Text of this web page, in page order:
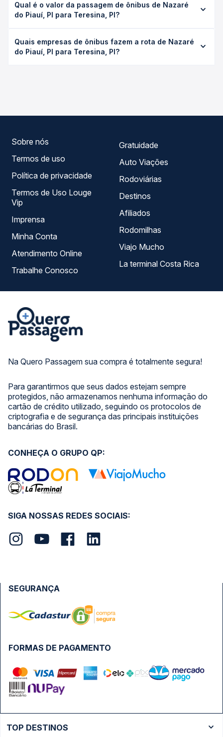
PI leva em média 4h 55min, podendo variar conforme a
viação, o tipo de serviço (convencional, executivo ou
exata de cada opção na data desejada.
Qual é o valor da passagem de ônibus de Nazaré
do Piauí, PI para Teresina, PI?
para Teresina, PI custa em média R$ 100,00 e varia
conforme a data da viagem, a empresa, o tipo de poltrona
Quais empresas de ônibus fazem a rota de Nazaré
do Piauí, PI para Teresina, PI?
Na Quero Passagem sua compra é totalmente segura!
Para garantirmos que seus dados estejam sempre
protegidos, não armazenamos nenhuma informação do
cartão de crédito utilizado, seguindo os protocolos de
criptografia e de segurança das principais instituições
bancárias do Brasil.
Sobre nós
Termos de uso
Política de privacidade
Termos de Uso Louge
Vip
Imprensa
Minha Conta
Atendimento Online
Trabalhe Conosco
Gratuidade
Auto Viações
Rodoviárias
Destinos
Afiliados
Rodomilhas
Viajo Mucho
La terminal Costa Rica
SIGA NOSSAS REDES SOCIAIS:
CONHEÇA O GRUPO QP:
FORMAS DE PAGAMENTO
SEGURANÇA
TOP DESTINOS